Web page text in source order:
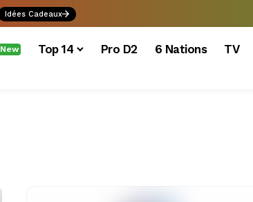
Idées Cadeaux
New Top 14 Pro D2 6 Nations TV